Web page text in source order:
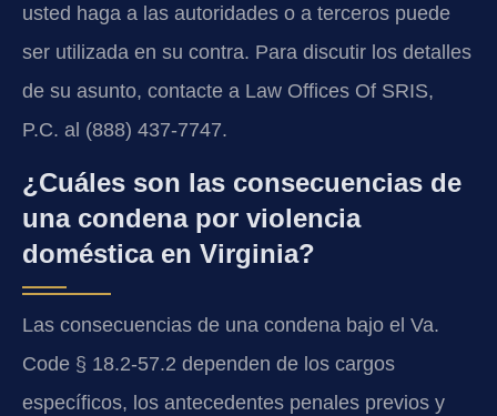
usted haga a las autoridades o a terceros puede
ser utilizada en su contra. Para discutir los detalles
de su asunto, contacte a Law Offices Of SRIS,
P.C. al (888) 437-7747.
¿Cuáles son las consecuencias de
una condena por violencia
doméstica en Virginia?
Las consecuencias de una condena bajo el Va.
Code § 18.2-57.2 dependen de los cargos
específicos, los antecedentes penales previos y